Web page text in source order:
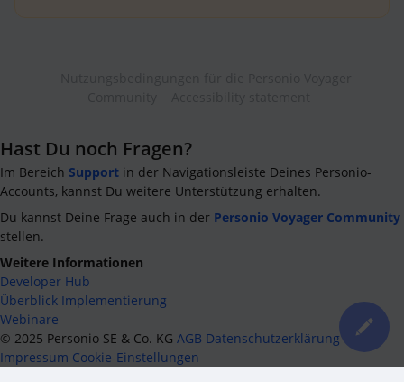
Hast Du noch Fragen?
Im Bereich Support in der Navigationsleiste Deines Personio-
Accounts, kannst Du weitere Unterstützung erhalten.
Du kannst Deine Frage auch in der Personio Voyager Community
stellen.
Weitere Informationen
Developer Hub
Überblick Implementierung
Webinare
© 2025 Personio SE & Co. KG AGB Datenschutzerklärung
Impressum Cookie-Einstellungen